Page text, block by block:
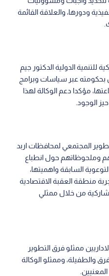
ودورها، والعلاقة القائمة
للتنمية الدولية الدكتور جيم
بحكومته عبر سياسات وبرامج
مؤكدا دعم الوكالة لهذا
الوجود.
المجتمعي لمحافظات اربد
وملحوظاتهم حول انطباع
السابقة واهميتها،
منطقة العقبة الاقتصادية
من خلال ممثلي
ممثلو فرق التطوير
والطفيلة، وممثلو الوكالة